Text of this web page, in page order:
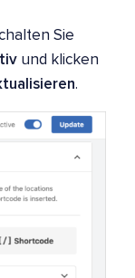
Sie
und klicken
.